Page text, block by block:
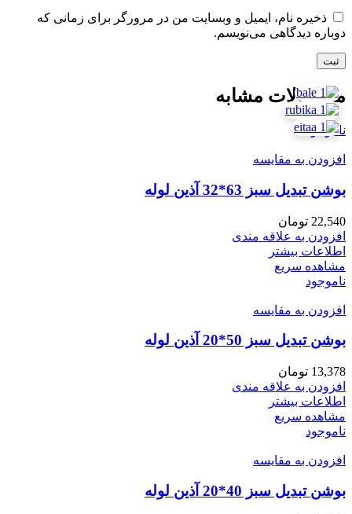
ذخیره نام، ایمیل و وبسایت من در مرورگر برای زمانی که
دوباره دیدگاهی می‌نویسم.
محصولات مشابه
ناموجود
افزودن به مقایسه
بوشن تبدیل سبز 63*32 آذین لوله
22,540 تومان
افزودن به علاقه مندی
اطلاعات بیشتر
مشاهده سریع
ناموجود
افزودن به مقایسه
بوشن تبدیل سبز 50*20 آذین لوله
13,378 تومان
افزودن به علاقه مندی
اطلاعات بیشتر
مشاهده سریع
ناموجود
افزودن به مقایسه
بوشن تبدیل سبز 40*20 آذین لوله